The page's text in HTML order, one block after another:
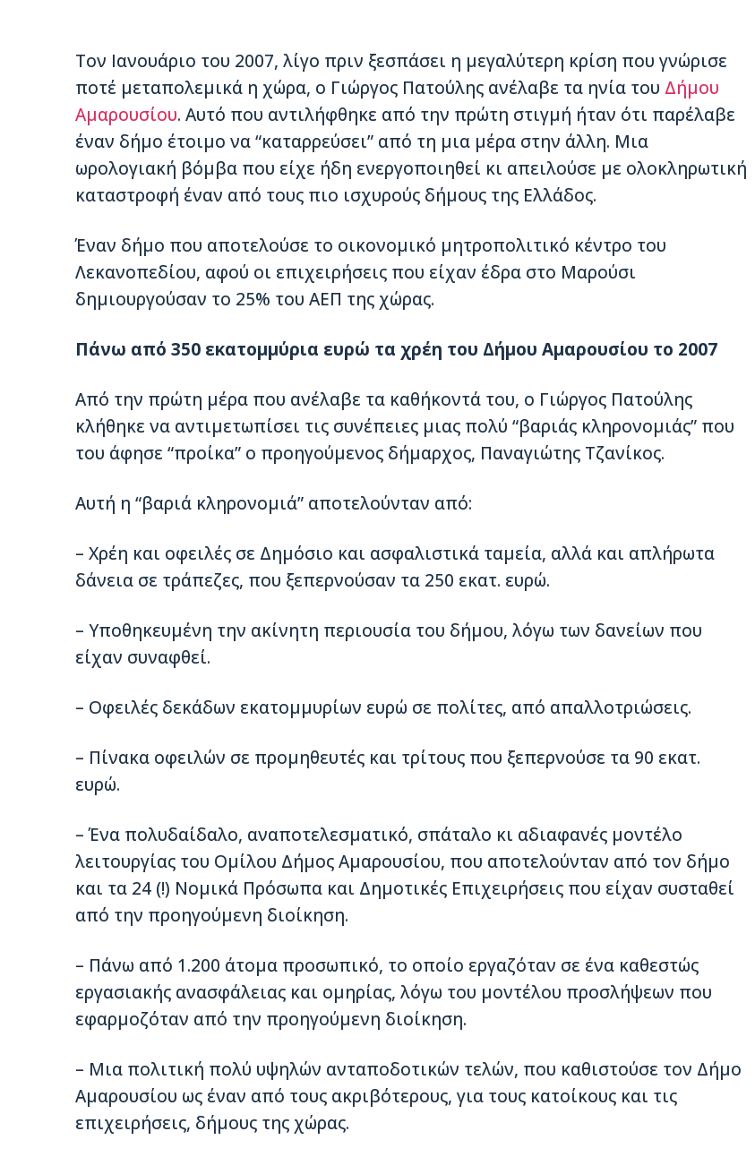
Τον Ιανουάριο του 2007, λίγο πριν ξεσπάσει η µεγαλύτερη κρίση που γνώρισε
ποτέ µεταπολεµικά η χώρα, ο Γιώργος Πατούλης ανέλαβε τα ηνία του Δήμου
Αμαρουσίου. Αυτό που αντιλήφθηκε από την πρώτη στιγµή ήταν ότι παρέλαβε
έναν δήµο έτοιµο να “καταρρεύσει” από τη µια µέρα στην άλλη. Μια
ωρολογιακή βόµβα που είχε ήδη ενεργοποιηθεί κι απειλούσε µε ολοκληρωτική
καταστροφή έναν από τους πιο ισχυρούς δήµους της Ελλάδος.
Έναν δήµο που αποτελούσε το οικονοµικό µητροπολιτικό κέντρο του
Λεκανοπεδίου, αφού οι επιχειρήσεις που είχαν έδρα στο Μαρούσι
δηµιουργούσαν το 25% του ΑΕΠ της χώρας.
Πάνω από 350 εκατοµµύρια ευρώ τα χρέη του Δήµου Αµαρουσίου το 2007
Από την πρώτη µέρα που ανέλαβε τα καθήκοντά του, ο Γιώργος Πατούλης
κλήθηκε να αντιµετωπίσει τις συνέπειες µιας πολύ “βαριάς κληρονοµιάς” που
του άφησε “προίκα” ο προηγούµενος δήµαρχος, Παναγιώτης Τζανίκος.
Αυτή η “βαριά κληρονοµιά” αποτελούνταν από:
– Χρέη και οφειλές σε Δηµόσιο και ασφαλιστικά ταµεία, αλλά και απλήρωτα
δάνεια σε τράπεζες, που ξεπερνούσαν τα 250 εκατ. ευρώ.
– Υποθηκευµένη την ακίνητη περιουσία του δήµου, λόγω των δανείων που
είχαν συναφθεί.
– Οφειλές δεκάδων εκατοµµυρίων ευρώ σε πολίτες, από απαλλοτριώσεις.
– Πίνακα οφειλών σε προµηθευτές και τρίτους που ξεπερνούσε τα 90 εκατ.
ευρώ.
– Ένα πολυδαίδαλο, αναποτελεσµατικό, σπάταλο κι αδιαφανές µοντέλο
λειτουργίας του Οµίλου Δήµος Αµαρουσίου, που αποτελούνταν από τον δήµο
και τα 24 (!) Νοµικά Πρόσωπα και Δηµοτικές Επιχειρήσεις που είχαν συσταθεί
από την προηγούµενη διοίκηση.
– Πάνω από 1.200 άτοµα προσωπικό, το οποίο εργαζόταν σε ένα καθεστώς
εργασιακής ανασφάλειας και οµηρίας, λόγω του µοντέλου προσλήψεων που
εφαρµοζόταν από την προηγούµενη διοίκηση.
– Μια πολιτική πολύ υψηλών ανταποδοτικών τελών, που καθιστούσε τον Δήµο
Αµαρουσίου ως έναν από τους ακριβότερους, για τους κατοίκους και τις
επιχειρήσεις, δήµους της χώρας.